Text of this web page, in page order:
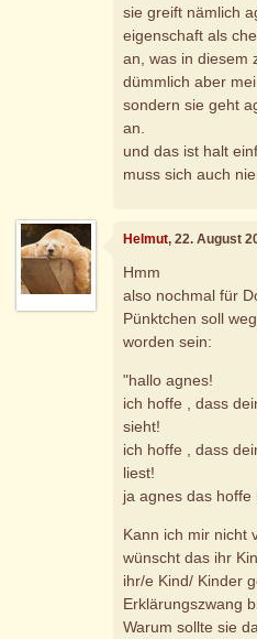
sie greift nämlich
eigenschaft als
an, was in diesem
dümmlich aber
sondern sie geht
an.
und das ist halt
muss sich auch
Helmut, 22. August
Hmm
also nochmal für
Pünktchen soll
worden sein:
"hallo agnes!
ich hoffe , dass
sieht!
ich hoffe , dass
liest!
ja agnes das
Kann ich mir nicht
wünscht das ihr
ihr/e Kind/ Kinder
Erklärungszwang
Warum sollte sie